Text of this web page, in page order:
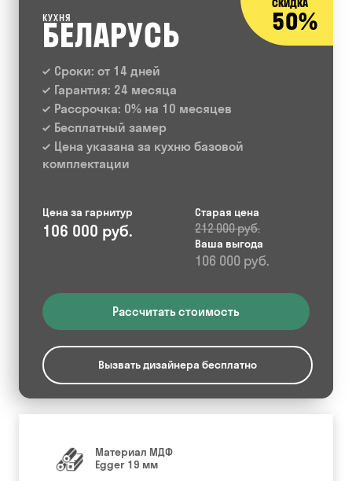
СКИДКА
50%
КУХНЯ
БЕЛАРУСЬ
Сроки: от 14 дней
Гарантия: 24 месяца
Рассрочка: 0% на 10 месяцев
Бесплатный замер
Цена указана за кухню базовой
комплектации
Цена за гарнитур
106 000 руб.
Старая цена
212 000 руб.
Ваша выгода
106 000 руб.
Рассчитать стоимость
Вызвать дизайнера бесплатно
Материал МДФ
Egger 19 мм